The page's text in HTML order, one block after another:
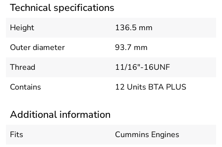
Technical specifications
Height
136.5 mm
Outer diameter
93.7 mm
Thread
11/16"-16UNF
Contains
12 Units BTA PLUS
Additional information
Fits Cummins Engines